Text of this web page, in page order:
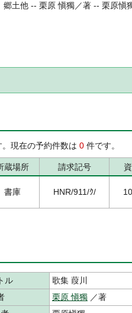
郷土他 -- 栗原 愼獨／著 -- 栗原愼
。現在の予約件数は 0 件です。
蔵場所 請求記号
書庫 HNR/911/ｸ/
ル
歌集 葭川
栗原 愼獨 ／著